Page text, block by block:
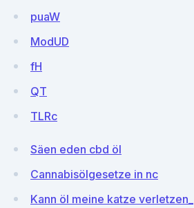
puaW
ModUD
fH
QT
TLRc
Säen eden cbd öl
Cannabisölgesetze in nc
Kann öl meine katze verletzen_